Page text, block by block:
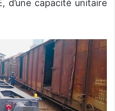
d’une capacité unitaire